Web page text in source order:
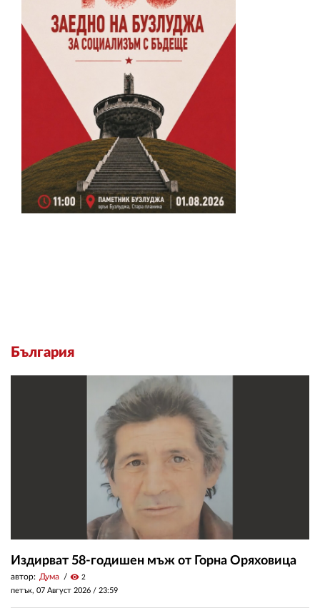
България
Издирват 58-годишен мъж от Горна Оряховица
автор: Дума visibility 2
петък, 07 Август 2026 / 23:59